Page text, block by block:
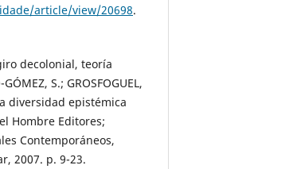
article/view/20698.
giro decolonial, teoría
S.; GROSFOGUEL,
diversidad epistémica
Hombre Editores;
Contemporáneos,
2007. p. 9-23.